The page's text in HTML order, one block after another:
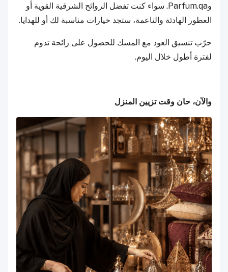
وParfum.qa. سواء كنت تفضل الروائح الشرقية القوية أو
العطور الهادئة والناعمة، ستجد خيارات مناسبة لك أو للهدايا.
جرّب تنسيق العود مع المسك للحصول على رائحة تدوم
لفترة أطول خلال اليوم.
والآن، حان وقت تزيين المنزل